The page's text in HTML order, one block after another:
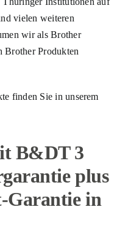
vielen weiteren
wir als Brother
Brother Produkten
finden Sie in unserem
B&DT 3
plus
Garantie in